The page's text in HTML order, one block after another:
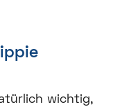
wichtig,